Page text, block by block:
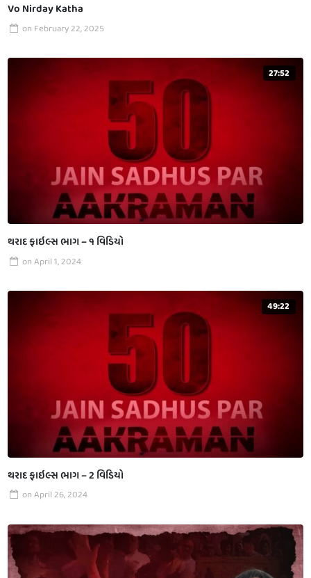
Vo Nirday Katha
on February 22, 2025
27:52
થરાદ ફાઇલ્સ ભાગ – ૧ વિડિયો
onApril 1, 2024
49:22
થરાદ ફાઇલ્સ ભાગ – 2 વિડિયો
onApril 26, 2024